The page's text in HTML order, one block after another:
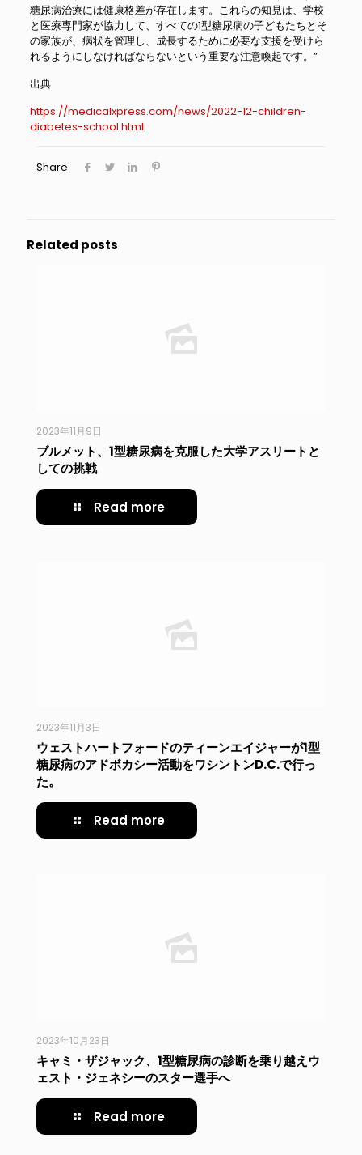
糖尿病治療には健康格差が存在します。これらの知見は、学校
と医療専門家が協力して、すべての1型糖尿病の子どもたちとそ
の家族が、病状を管理し、成長するために必要な支援を受けら
れるようにしなければならないという重要な注意喚起です。”
出典
https://medicalxpress.com/news/2022-12-children-
diabetes-school.html
Share
Related posts
2023年11月9日
ブルメット、1型糖尿病を克服した大学アスリートと
しての挑戦
Read more
2023年11月3日
ウェストハートフォードのティーンエイジャーが1型
糖尿病のアドボカシー活動をワシントンD.C.で行っ
た。
Read more
2023年10月23日
キャミ・ザジャック、1型糖尿病の診断を乗り越えウ
ェスト・ジェネシーのスター選手へ
Read more